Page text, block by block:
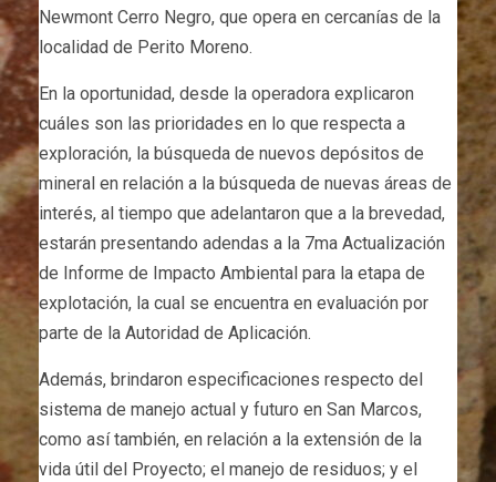
Newmont Cerro Negro, que opera en cercanías de la
localidad de Perito Moreno.
En la oportunidad, desde la operadora explicaron
cuáles son las prioridades en lo que respecta a
exploración, la búsqueda de nuevos depósitos de
mineral en relación a la búsqueda de nuevas áreas de
interés, al tiempo que adelantaron que a la brevedad,
estarán presentando adendas a la 7ma Actualización
de Informe de Impacto Ambiental para la etapa de
explotación, la cual se encuentra en evaluación por
parte de la Autoridad de Aplicación.
Además, brindaron especificaciones respecto del
sistema de manejo actual y futuro en San Marcos,
como así también, en relación a la extensión de la
vida útil del Proyecto; el manejo de residuos; y el